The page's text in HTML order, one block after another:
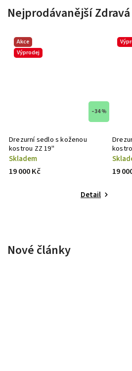
Nejprodávanější
Akce
Výprodej
–34 %
Drezurní sedlo s koženou
kostrou ZZ 19"
Skladem
19 000 Kč
Detail
19
Nové články